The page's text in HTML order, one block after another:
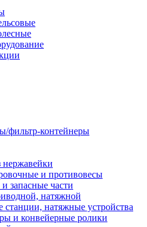
фильтр-контейнеры
нержавейки
и противовесы
запасные части
натяжной
натяжные устройства
и конвейерные ролики